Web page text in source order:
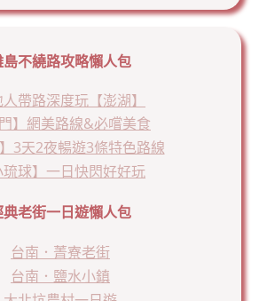
島不繞路攻略懶人包
帶路深度玩【澎湖】
門】網美路線&必嚐美食
】3天2夜暢遊3條特色路線
琉球】一日快閃好好玩
典老街一日遊懶人包
台南．菁寮老街
台南．鹽水小鎮